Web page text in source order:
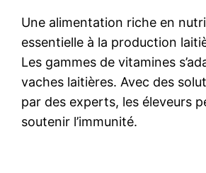
Une alimentation riche en
essentielle à la production
Les gammes de vitamines
vaches laitières. Avec des
par des experts, les éleveurs
soutenir l’immunité.